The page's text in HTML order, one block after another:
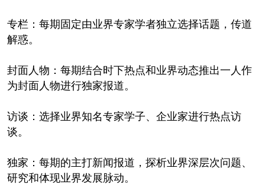
专栏：每期固定由业界专家学者独立选择话题，传道
解惑。
封面人物：每期结合时下热点和业界动态推出一人作
为封面人物进行独家报道。
访谈：选择业界知名专家学子、企业家进行热点访
谈。
独家：每期的主打新闻报道，探析业界深层次问题、
研究和体现业界发展脉动。